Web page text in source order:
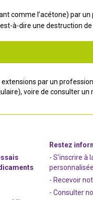
comme l’acétone) par
à-dire une destruction de
par un
voire de consulter
Restez
- S'inscrire à
personnalisée
- Recevoir
- Consulter